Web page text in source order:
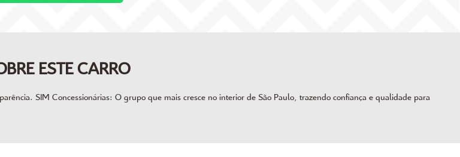
ESTE CARRO
SIM Concessionárias: O grupo que mais cresce no interior de São Paulo, trazendo confiança e qualidade para